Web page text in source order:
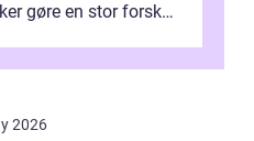
gøre en stor forskel.
2026